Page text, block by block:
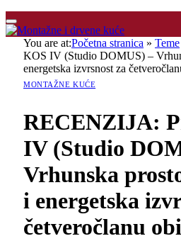
You are at:Početna stranica » Teme
KOS IV (Studio DOMUS) –
energetska izvrsnost za
MONTAŽNE KUĆE
RECENZIJA:
IV (Studio
Vrhunska
i energetska
četveročlanu